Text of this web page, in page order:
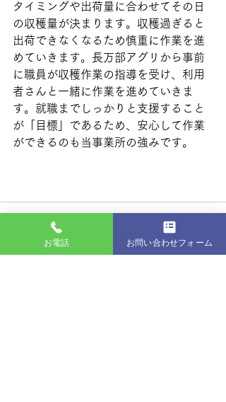
タイミングや出荷量に合わせてその日
の収穫量が決まります。収穫過ぎると
出荷できなくなるため慎重に作業を進
めていきます。長万部アグリから事前
に職員が収穫作業の指導を受け、利用
者さんと一緒に作業を進めていきま
す。就職までしっかりと支援すること
が「目標」であるため、安心して作業
ができるのも当事業所の強みです。
お電話 お問い合わせフォーム